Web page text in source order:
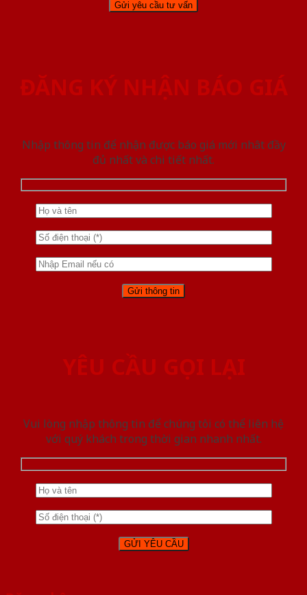
ĐĂNG KÝ NHẬN BÁO GIÁ
Nhập thông tin để nhận được báo giá mới nhât đầy
đủ nhất và chi tiết nhất.
YÊU CẦU GỌI LẠI
Vui lòng nhập thông tin để chúng tôi có thể liên hệ
với quý khách trong thời gian nhanh nhất.